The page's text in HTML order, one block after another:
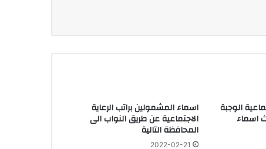
الوجبة
اسماء
اسماء المشمولين براتب الرعاية
الاجتماعية عن طريق النواب الى
المحافظة التالية
2022-02-21